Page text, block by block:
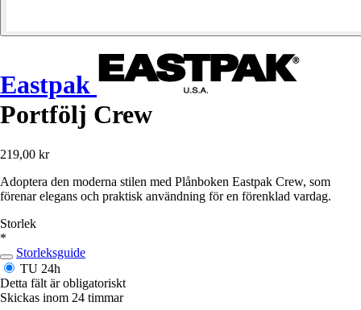
Eastpak
Portfölj Crew
219,00 kr
Adoptera den moderna stilen med Plånboken Eastpak Crew, som
förenar elegans och praktisk användning för en förenklad vardag.
Storlek
*
Storleksguide
TU 24h
Detta fält är obligatoriskt
Skickas inom 24 timmar